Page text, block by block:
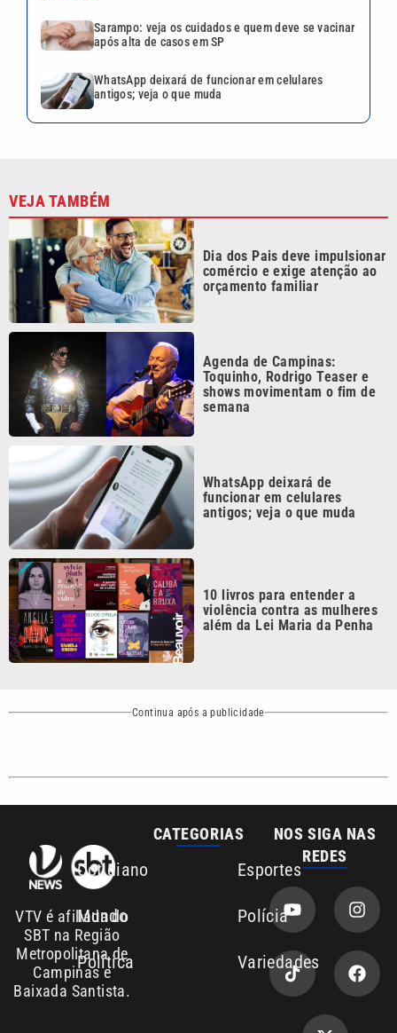
Sarampo: veja os cuidados e quem deve se vacinar
após alta de casos em SP
WhatsApp deixará de funcionar em celulares
antigos; veja o que muda
VEJA TAMBÉM
Dia dos Pais deve impulsionar
comércio e exige atenção ao
orçamento familiar
Agenda de Campinas:
Toquinho, Rodrigo Teaser e
shows movimentam o fim de
semana
WhatsApp deixará de
funcionar em celulares
antigos; veja o que muda
10 livros para entender a
violência contra as mulheres
além da Lei Maria da Penha
Continua após a publicidade
VTV é afiliada do
SBT na Região
Metropolitana de
Campinas e
Baixada Santista.
Esportes
Mundo Polícia
Política Variedades
REDES